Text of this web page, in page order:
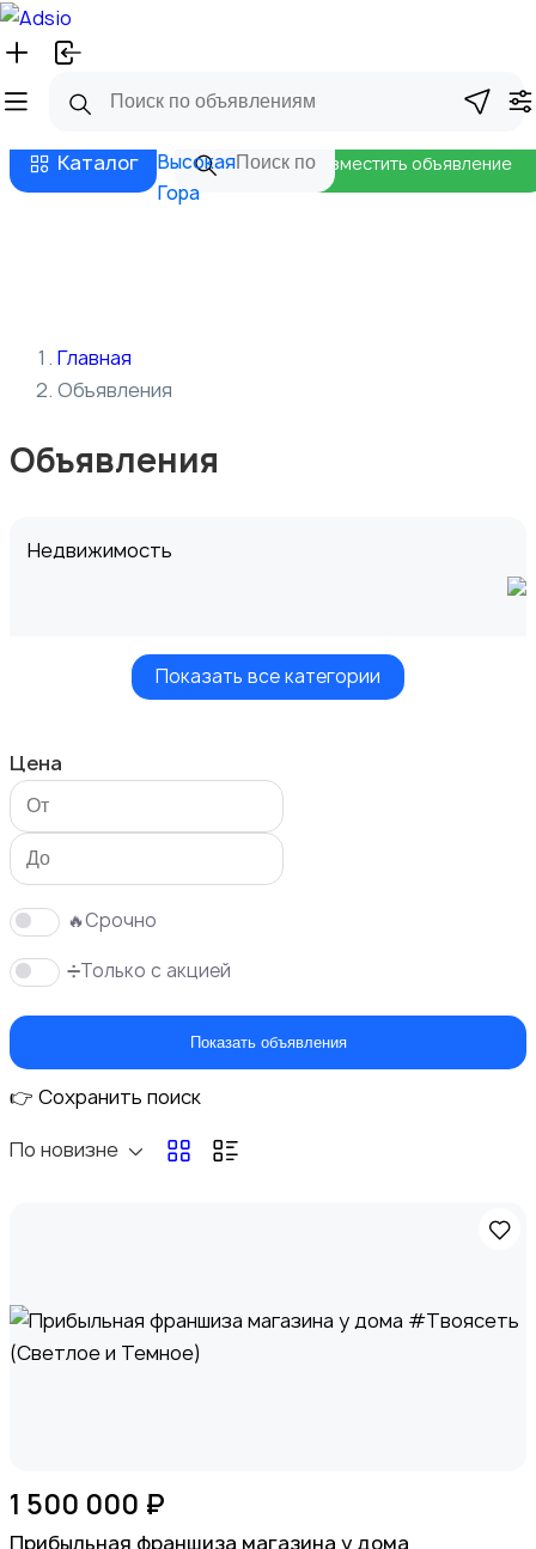
Русский
Бизнес тарифы
Каталог
Высокая
Гора
Разместить объявление
Главная
Объявления
Объявления
Недвижимость
Вакансии
Показать все категории
Цена
🔥Срочно
➗Только с акцией
Показать объявления
👉 Сохранить поиск
По новизне
1 500 000 ₽
Прибыльная франшиза магазина у дома